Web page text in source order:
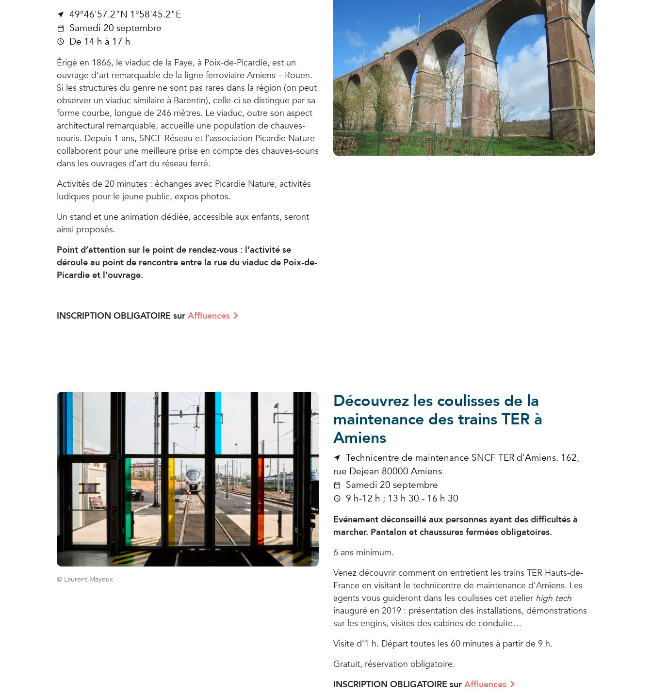
49°46'57.2"N 1°58'45.2"E
Samedi 20 septembre
De 14 h à 17 h
Érigé en 1866, le viaduc de la Faye, à Poix-de-Picardie, est un
ouvrage d’art remarquable de la ligne ferroviaire Amiens – Rouen.
Si les structures du genre ne sont pas rares dans la région (on peut
observer un viaduc similaire à Barentin), celle-ci se distingue par sa
forme courbe, longue de 246 mètres. Le viaduc, outre son aspect
architectural remarquable, accueille une population de chauves-
souris. Depuis 1 ans, SNCF Réseau et l’association Picardie Nature
collaborent pour une meilleure prise en compte des chauves-souris
dans les ouvrages d’art du réseau ferré.
Activités de 20 minutes : échanges avec Picardie Nature, activités
ludiques pour le jeune public, expos photos.
Un stand et une animation dédiée, accessible aux enfants, seront
ainsi proposés.
Point d’attention sur le point de rendez-vous : l’activité se
déroule au point de rencontre entre la rue du viaduc de Poix-de-
Picardie et l’ouvrage.
INSCRIPTION OBLIGATOIRE sur Affluences
Découvrez les coulisses de la
maintenance des trains TER à
Amiens
Technicentre de maintenance SNCF TER d’Amiens. 162,
rue Dejean 80000 Amiens
Samedi 20 septembre
9 h-12 h ; 13 h 30 - 16 h 30
Evénement déconseillé aux personnes ayant des difficultés à
marcher. Pantalon et chaussures fermées obligatoires.
6 ans minimum.
Venez découvrir comment on entretient les trains TER Hauts-de-
France en visitant le technicentre de maintenance d’Amiens. Les
agents vous guideront dans les coulisses cet atelier high tech
inauguré en 2019 : présentation des installations, démonstrations
sur les engins, visites des cabines de conduite…
Visite d’1 h. Départ toutes les 60 minutes à partir de 9 h.
Gratuit, réservation obligatoire.
INSCRIPTION OBLIGATOIRE sur Affluences
© Laurent Mayeux